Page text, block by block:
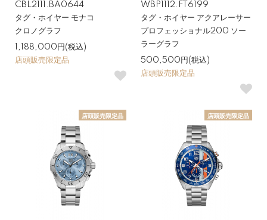
CBL2111.BA0644
タグ・ホイヤー モナコ
クロノグラフ
1,188,000円(税込)
店頭販売限定品
WBP1112.FT6199
タグ・ホイヤー アクアレーサー
プロフェッショナル200 ソー
ラーグラフ
500,500円(税込)
店頭販売限定品
店頭販売限定品 店頭販売限定品